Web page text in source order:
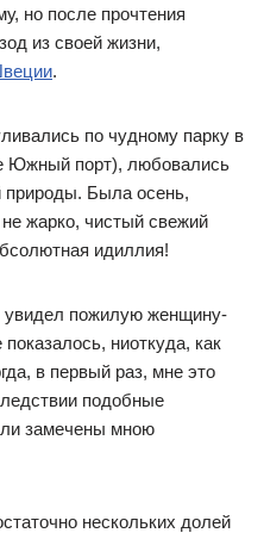
но после прочтения
из своей жизни,
.
по чудному парку в
Южный порт), любовались
природы. Была осень,
жарко, чистый свежий
идиллия!
увидел пожилую женщину-
ниоткуда, как
в первый раз, мне это
подобные
замечены мною
нескольких долей